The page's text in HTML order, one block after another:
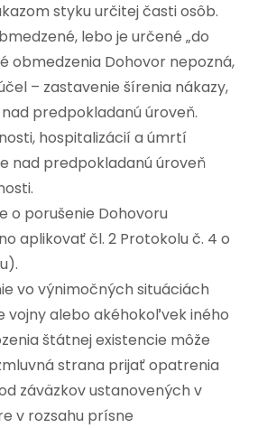
styku určitej časti osôb.
lebo je určené „do
obmedzenia Dohovor nepozná,
– zastavenie šírenia nákazy,
predpokladanú úroveň.
hospitalizácií a úmrtí
nad predpokladanú úroveň
o porušenie Dohovoru
aplikovať čl. 2 Protokolu č. 4 o
vo výnimočných situáciách
vojny alebo akéhokoľvek iného
štátnej existencie môže
strana prijať opatrenia
záväzkov ustanovených v
v rozsahu prísne